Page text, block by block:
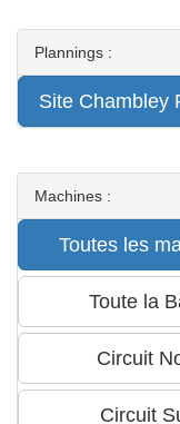
Plannings :
Machines :